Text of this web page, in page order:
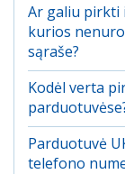
Ar galiu pirkti
kurios
sąraše?
Kodėl verta
Parduotuvė
telefono